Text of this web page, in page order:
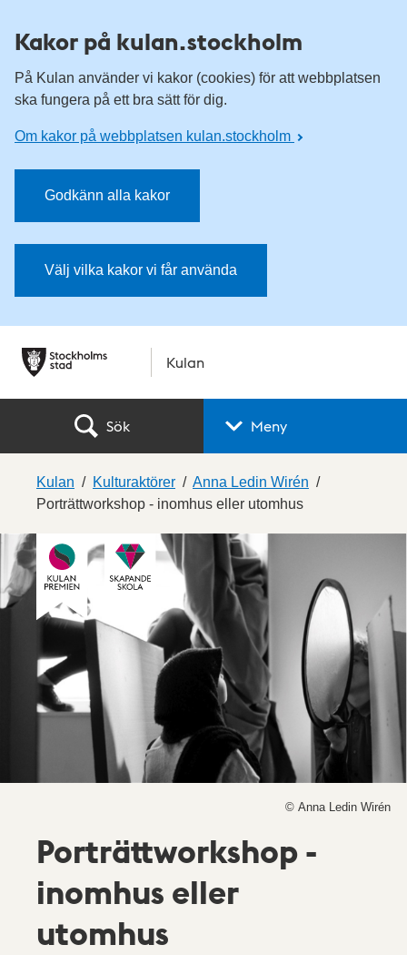
Kakor på kulan.stockholm
På Kulan använder vi kakor (cookies) för att webbplatsen
ska fungera på ett bra sätt för dig.
Om kakor på webbplatsen kulan.stockholm
Godkänn alla kakor
Välj vilka kakor vi får använda
Kulan
Sök Meny
Kulan Kulturaktörer
Anna Ledin Wirén
Porträttworkshop - inomhus eller utomhus
© Anna Ledin Wirén
Porträttworkshop -
inomhus eller
utomhus